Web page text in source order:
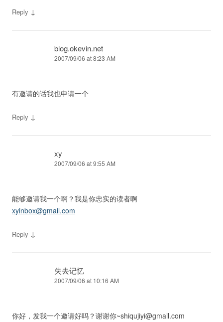
Reply ↓
blog.okevin.net
2007/09/06 at 8:23 AM
有邀请的话我也申请一个
Reply ↓
xy
2007/09/06 at 9:55 AM
能够邀请我一个啊？我是你忠实的读者啊
xyinbox@gmail.com
Reply ↓
失去记忆
2007/09/06 at 10:16 AM
你好，发我一个邀请好吗？谢谢你~shiqujiyi@gmail.com